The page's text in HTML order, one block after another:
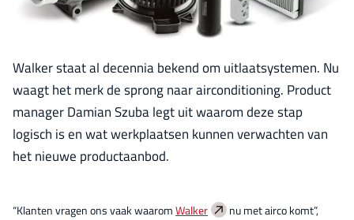
Walker staat al decennia bekend om uitlaatsystemen. Nu
waagt het merk de sprong naar airconditioning. Product
manager Damian Szuba legt uit waarom deze stap
logisch is en wat werkplaatsen kunnen verwachten van
het nieuwe productaanbod.
“Klanten vragen ons vaak waaromWalker
nu met airco komt”,